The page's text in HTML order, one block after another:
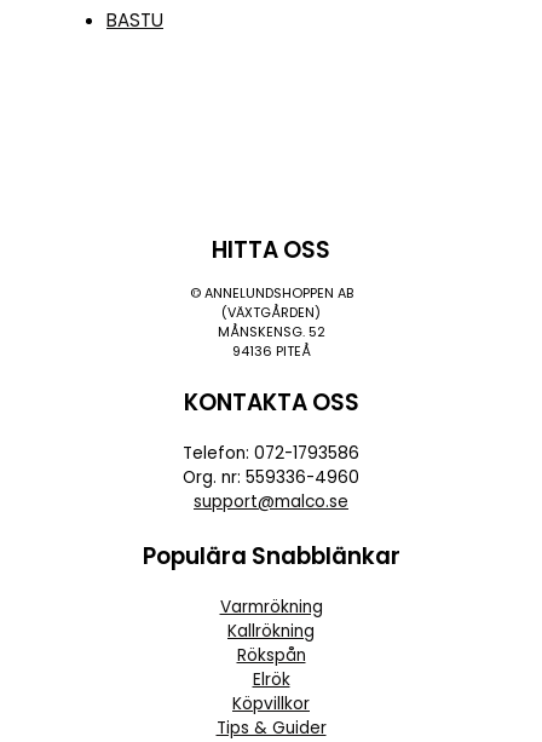
BASTU
HITTA OSS
© ANNELUNDSHOPPEN AB
(VÄXTGÅRDEN)
MÅNSKENSG. 52
94136 PITEÅ
KONTAKTA OSS
Telefon: 072-1793586
Org. nr: 559336-4960
support@malco.se
Populära Snabblänkar
Varmrökning
Kallrökning
Rökspån
Elrök
Köpvillkor
Tips & Guider